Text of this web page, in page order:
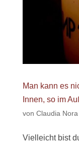
Man kann es
Innen, so im
von Claudia
Vielleicht bist